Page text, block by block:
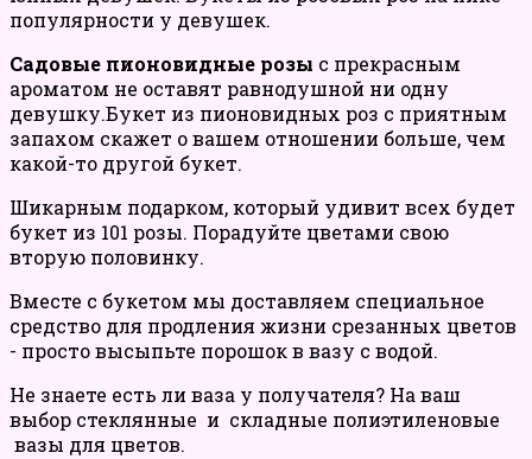
популярности у девушек.
Садовые пионовидные розы с прекрасным
ароматом не оставят равнодушной ни одну
девушку.Букет из пионовидных роз с приятным
запахом скажет о вашем отношении больше, чем
какой-то другой букет.
Шикарным подарком, который удивит всех будет
букет из 101 розы. Порадуйте цветами свою
вторую половинку.
Вместе с букетом мы доставляем специальное
средство для продления жизни срезанных цветов
- просто высыпьте порошок в вазу с водой.
Не знаете есть ли ваза у получателя? На ваш
выбор стеклянные и складные полиэтиленовые
вазы для цветов.